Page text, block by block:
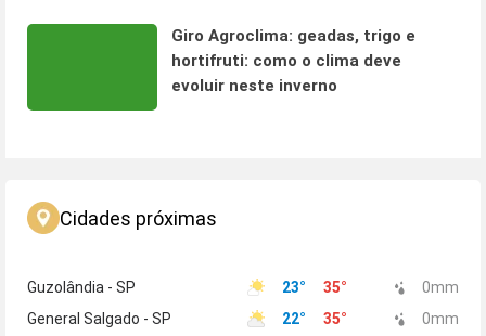
Giro Agroclima: geadas, trigo e
hortifruti: como o clima deve
evoluir neste inverno
Cidades próximas
Guzolândia - SP 23° 35° 0mm
General Salgado - SP
22° 35° 0mm